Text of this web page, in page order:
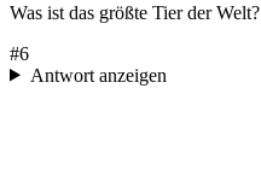
Was ist das größte Tier der Welt?
#6
Antwort anzeigen